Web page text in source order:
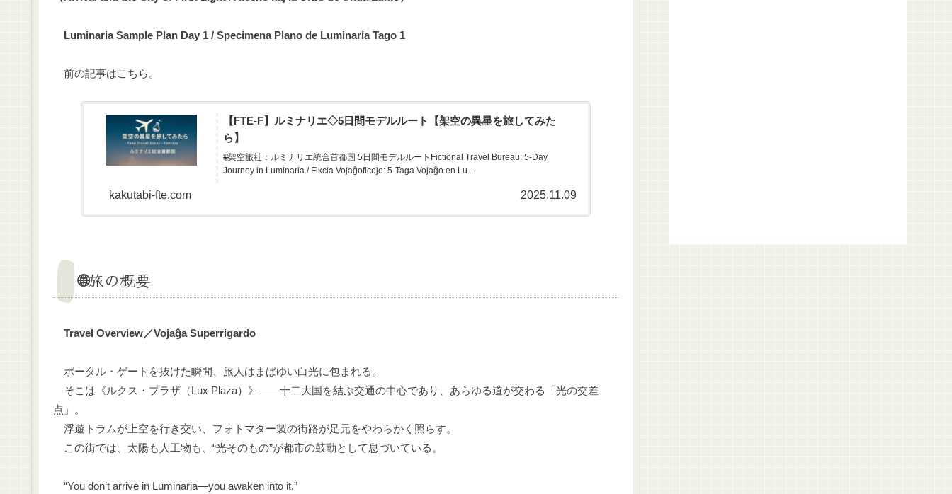
Luminaria Sample Plan Day 1 / Specimena Plano de Luminaria Tago 1
前の記事はこちら。
【FTE-F】ルミナリエ◇5日間モデルルート【架空の異星を旅してみた
ら】
🌐架空旅社：ルミナリエ統合首都国 5日間モデルルートFictional Travel Bureau: 5-Day
Journey in Luminaria / Fikcia Vojaĝoficejo: 5-Taga Vojaĝo en Lu...
kakutabi-fte.com 2025.11.09
🌐旅の概要
Travel Overview／Vojaĝa Superrigardo
ポータル・ゲートを抜けた瞬間、旅人はまばゆい白光に包まれる。
そこは《ルクス・プラザ（Lux Plaza）》――十二大国を結ぶ交通の中心であり、あらゆる道が交わる「光の交差
点」。
浮遊トラムが上空を行き交い、フォトマター製の街路が足元をやわらかく照らす。
この街では、太陽も人工物も、“光そのもの”が都市の鼓動として息づいている。
“You don’t arrive in Luminaria—you awaken into it.”